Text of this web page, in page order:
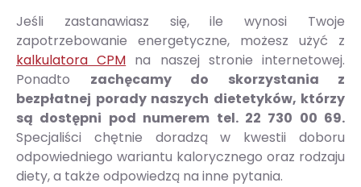
Jeśli zastanawiasz się, ile wynosi Twoje
zapotrzebowanie energetyczne, możesz użyć z
kalkulatora CPM na naszej stronie internetowej.
Ponadto zachęcamy do skorzystania z
bezpłatnej porady naszych dietetyków, którzy
są dostępni pod numerem tel. 22 730 00 69.
Specjaliści chętnie doradzą w kwestii doboru
odpowiedniego wariantu kalorycznego oraz rodzaju
diety, a także odpowiedzą na inne pytania.